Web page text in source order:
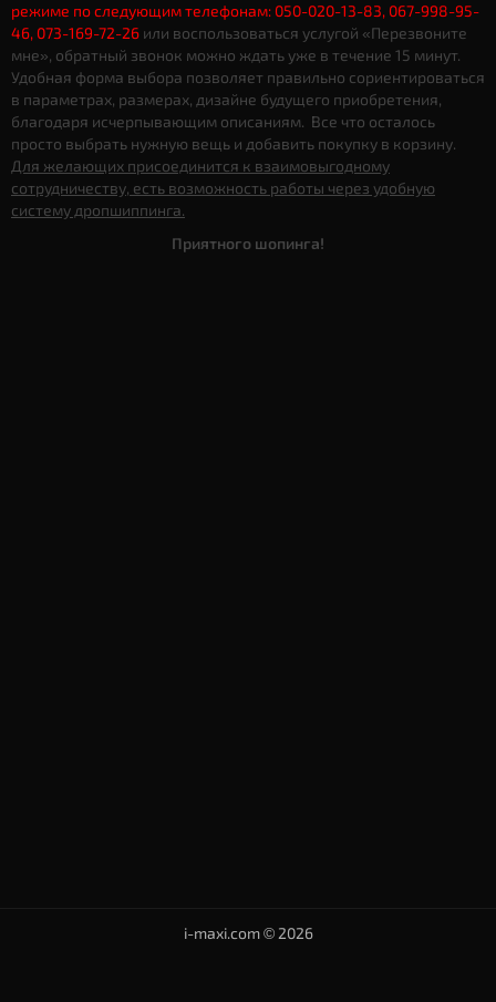
режиме по следующим телефонам: 050-020-13-83, 067-998-95-
46, 073-169-72-26 или воспользоваться услугой «Перезвоните
мне», обратный звонок можно ждать уже в течение 15 минут.
Удобная форма выбора позволяет правильно сориентироваться
в параметрах, размерах, дизайне будущего приобретения,
благодаря исчерпывающим описаниям. Все что осталось
просто выбрать нужную вещь и добавить покупку в корзину.
Для желающих присоединится к взаимовыгодному
сотрудничеству, есть возможность работы через удобную
систему дропшиппинга.
Приятного шопинга!
i-maxi.com © 2026